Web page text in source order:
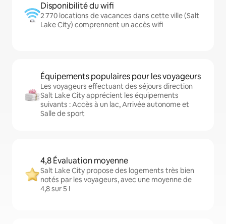
Disponibilité du wifi
2 770 locations de vacances dans cette ville (Salt
Lake City) comprennent un accès wifi
Équipements populaires pour les voyageurs
Les voyageurs effectuant des séjours direction
Salt Lake City apprécient les équipements
suivants : Accès à un lac, Arrivée autonome et
Salle de sport
4,8 Évaluation moyenne
Salt Lake City propose des logements très bien
notés par les voyageurs, avec une moyenne de
4,8 sur 5 !